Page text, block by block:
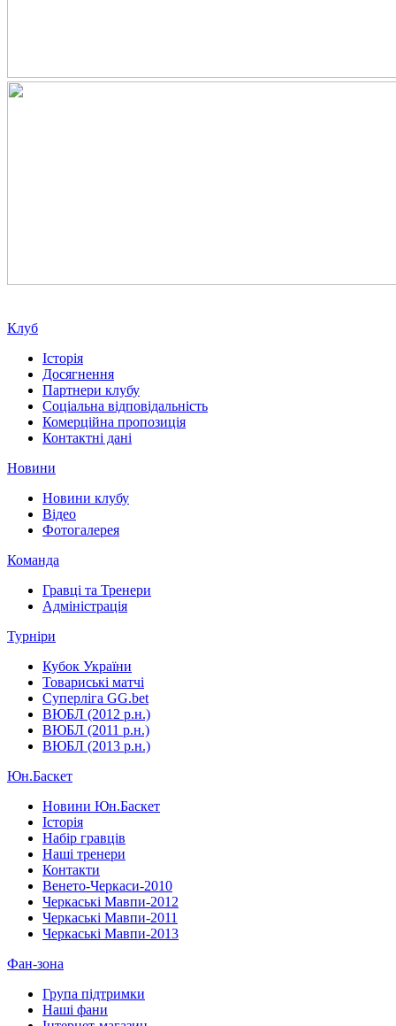
Клуб
Історія
Досягнення
Партнери клубу
Соціальна відповідальність
Комерційна пропозиція
Контактні дані
Новини
Новини клубу
Відео
Фотогалерея
Команда
Гравці та Тренери
Адміністрація
Турніри
Кубок України
Товариські матчі
Суперліга GG.bet
ВЮБЛ (2012 р.н.)
ВЮБЛ (2011 р.н.)
ВЮБЛ (2013 р.н.)
Юн.Баскет
Новини Юн.Баскет
Історія
Набір гравців
Наші тренери
Контакти
Венето-Черкаси-2010
Черкаські Мавпи-2012
Черкаські Мавпи-2011
Черкаські Мавпи-2013
Фан-зона
Група підтримки
Наші фани